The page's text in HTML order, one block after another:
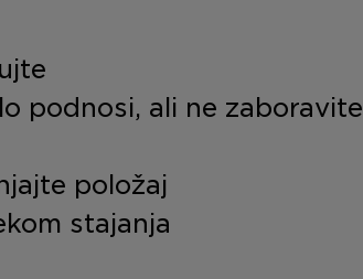
podnosi, ali ne zaboravite
položaj
stajanja